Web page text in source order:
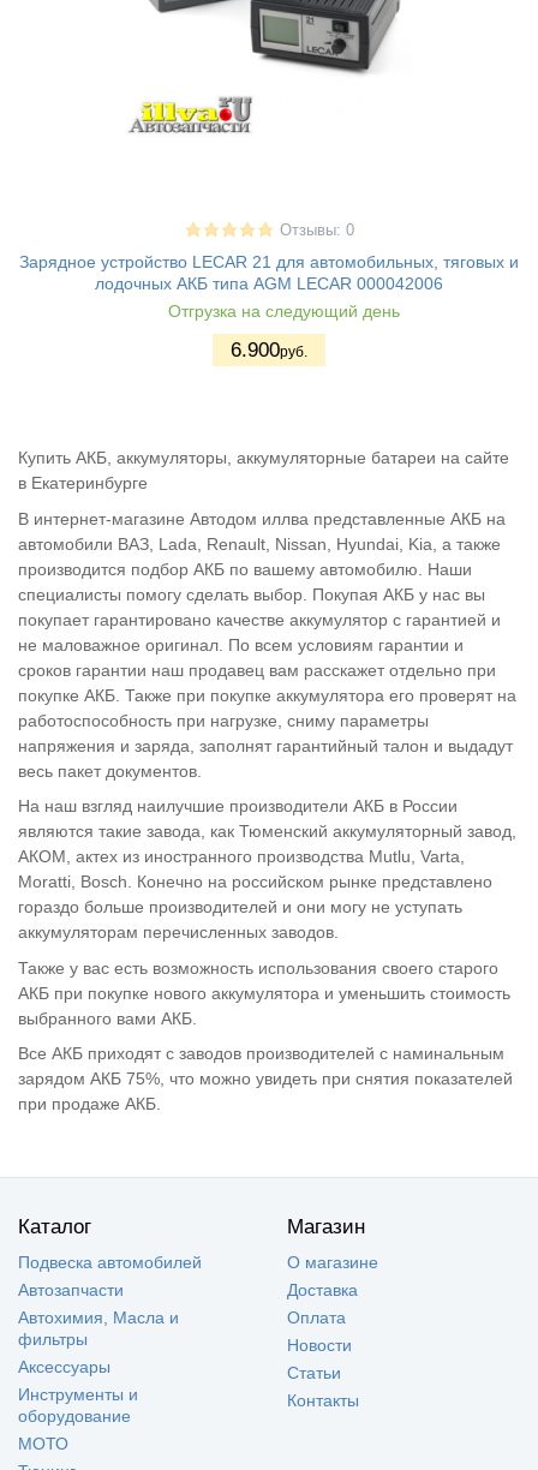
Отзывы: 0
Зарядное устройство LECAR 21 для автомобильных, тяговых и
лодочных АКБ типа AGM LECAR 000042006
Отгрузка на следующий день
6.900руб.
Купить АКБ, аккумуляторы, аккумуляторные батареи на сайте
в Екатеринбурге
В интернет-магазине Автодом иллва представленные АКБ на
автомобили ВАЗ, Lada, Renault, Nissan, Hyundai, Kia, а также
производится подбор АКБ по вашему автомобилю. Наши
специалисты помогу сделать выбор. Покупая АКБ у нас вы
покупает гарантировано качестве аккумулятор с гарантией и
не маловажное оригинал. По всем условиям гарантии и
сроков гарантии наш продавец вам расскажет отдельно при
покупке АКБ. Также при покупке аккумулятора его проверят на
работоспособность при нагрузке, сниму параметры
напряжения и заряда, заполнят гарантийный талон и выдадут
весь пакет документов.
На наш взгляд наилучшие производители АКБ в России
являются такие завода, как Тюменский аккумуляторный завод,
АКОМ, актех из иностранного производства Mutlu, Varta,
Moratti, Bosch. Конечно на российском рынке представлено
гораздо больше производителей и они могу не уступать
аккумуляторам перечисленных заводов.
Также у вас есть возможность использования своего старого
АКБ при покупке нового аккумулятора и уменьшить стоимость
выбранного вами АКБ.
Все АКБ приходят с заводов производителей с наминальным
зарядом АКБ 75%, что можно увидеть при снятия показателей
при продаже АКБ.
Каталог
Подвеска автомобилей
Автозапчасти
Автохимия, Масла и
фильтры
Аксессуары
Инструменты и
оборудование
МОТО
Магазин
О магазине
Доставка
Оплата
Новости
Статьи
Контакты